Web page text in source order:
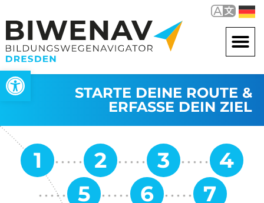
Werkzeugleiste öffnen
STARTE DEINE ROUTE &
ERFASSE DEIN ZIEL